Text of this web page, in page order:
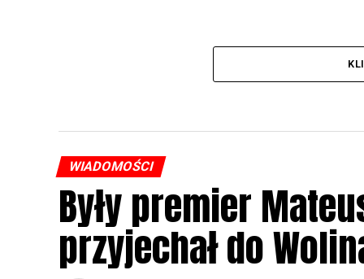
WIADOMOŚCI
Były premier
przyjechał do